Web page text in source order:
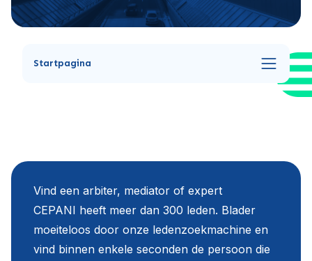
Startpagina
Vind een arbiter, mediator of expert
CEPANI heeft meer dan 300 leden. Blader
moeiteloos door onze ledenzoekmachine en
vind binnen enkele seconden de persoon die